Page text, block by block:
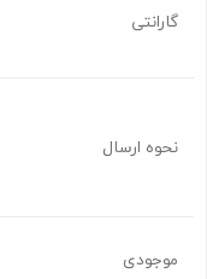
گارانتی
نحوه ارسال
موجودی